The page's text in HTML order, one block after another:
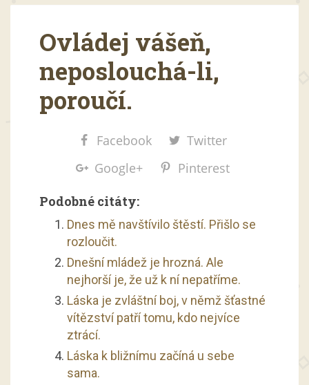
Ovládej vášeň,
neposlouchá-li,
poroučí.
Facebook
Twitter
Google+
Pinterest
Podobné citáty:
Dnes mě navštívilo štěstí. Přišlo se
rozloučit.
Dnešní mládež je hrozná. Ale
nejhorší je, že už k ní nepatříme.
Láska je zvláštní boj, v němž šťastné
vítězství patří tomu, kdo nejvíce
ztrácí.
Láska k bližnímu začíná u sebe
sama.